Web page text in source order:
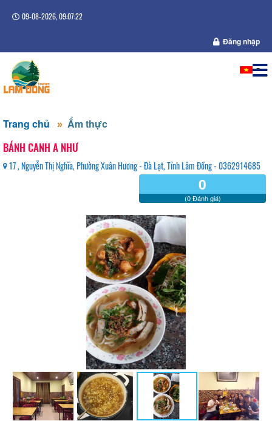
09-08-2026, 09:07:22
Đăng nhập
Trang chủ Ẩm thực
BÁNH CANH A NHƯ
17 , Nguyễn Thị Nghĩa, Phường Xuân Hương - Đà Lạt, Tỉnh Lâm Đồng - 0362914685
0
(0 Đánh giá)